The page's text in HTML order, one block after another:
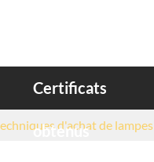
Certificats
obtenus
d'achat de